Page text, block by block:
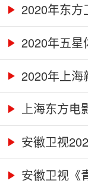
2020年东方
2020年五星
2020年上海
上海东方电
安徽卫视
安徽卫视《